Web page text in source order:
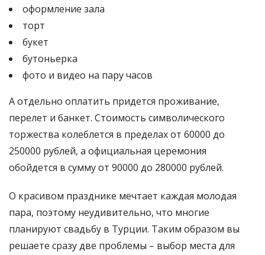
оформление зала
торт
букет
бутоньерка
фото и видео на пару часов
А отдельно оплатить придется проживание,
перелет и банкет. Стоимость символического
торжества колеблется в пределах от 60000 до
250000 рублей, а официальная церемония
обойдется в сумму от 90000 до 280000 рублей.
О красивом празднике мечтает каждая молодая
пара, поэтому неудивительно, что многие
планируют свадьбу в Турции. Таким образом вы
решаете сразу две проблемы – выбор места для